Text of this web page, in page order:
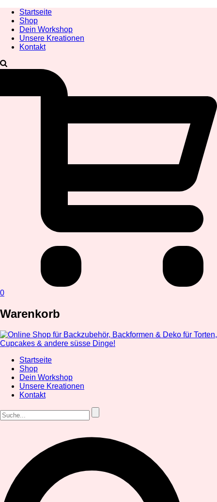
Startseite
Shop
Dein Workshop
Unsere Kreationen
Kontakt
0
Warenkorb
Startseite
Shop
Dein Workshop
Unsere Kreationen
Kontakt